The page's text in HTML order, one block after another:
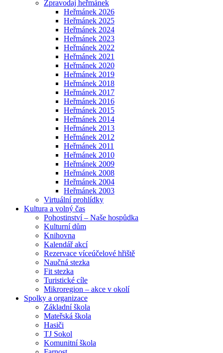
Zpravodaj heřmánek
Heřmánek 2026
Heřmánek 2025
Heřmánek 2024
Heřmánek 2023
Heřmánek 2022
Heřmánek 2021
Heřmánek 2020
Heřmánek 2019
Heřmánek 2018
Heřmánek 2017
Heřmánek 2016
Heřmánek 2015
Heřmánek 2014
Heřmánek 2013
Heřmánek 2012
Heřmánek 2011
Heřmánek 2010
Heřmánek 2009
Heřmánek 2008
Heřmánek 2004
Heřmánek 2003
Virtuální prohlídky
Kultura a volný čas
Pohostinství – Naše hospůdka
Kulturní dům
Knihovna
Kalendář akcí
Rezervace víceúčelové hřiště
Naučná stezka
Fit stezka
Turistické cíle
Mikroregion – akce v okolí
Spolky a organizace
Základní škola
Mateřská škola
Hasiči
TJ Sokol
Komunitní škola